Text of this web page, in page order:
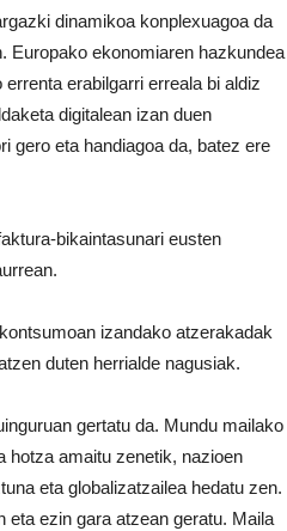
dinamikoa konplexuagoa da
Europako ekonomiaren hazkundea
erabilgarri erreala bi aldiz
digitalean izan duen
gero eta handiagoa da, batez ere
bikaintasunari eusten
izandako atzerakadak
duten herrialde nagusiak.
gertatu da. Mundu mailako
hotza amaitu zenetik, nazioen
eta globalizatzailea hedatu zen.
eta ezin gara atzean geratu. Maila